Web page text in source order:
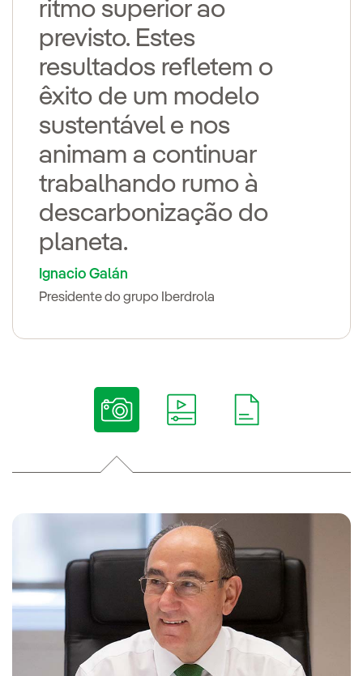
ritmo superior ao
previsto. Estes
resultados refletem o
êxito de um modelo
sustentável e nos
animam a continuar
trabalhando rumo à
descarbonização do
planeta.
Ignacio Galán
Presidente do grupo Iberdrola